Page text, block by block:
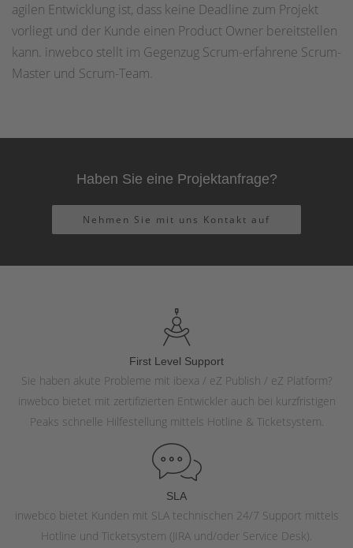
agilen Entwicklung ist, dass keine Deadline zum Projekt
vorliegt und der Kunde einen Product Owner bereitstellen
kann. inwebco stellt im Gegenzug Scrum-erfahrene Scrum-
Master und Scrum-Team.
Haben Sie eine Projektanfrage?
Nehmen Sie mit uns Kontakt auf
First Level Support
Sie haben akute Probleme mit ibexa / eZ Publish / eZ Platform?
inwebco bietet mit zertifizierten Entwickler auch bei kurzfristigen
Peaks schnelle Hilfestellung mittels Hotline & Ticketsystem.
SLA
inwebco bietet Kunden mit SLA technischen 24/7 Support mittels
Hotline und Ticketsystem (JIRA und/oder Service Desk).